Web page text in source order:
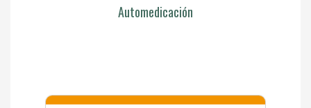
Automedicación